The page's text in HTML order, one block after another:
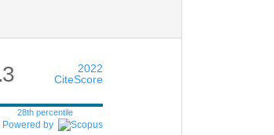
2022
CiteScore
28th percentile
Powered by